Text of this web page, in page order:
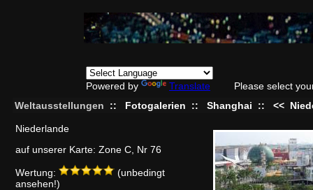
Powered by Translate
Please select
Weltausstellungen
:: Fotogalerien :: Shanghai :: <<
Niederlande
auf unserer Karte: Zone C, Nr 76
Wertung:
(unbedingt
ansehen!)